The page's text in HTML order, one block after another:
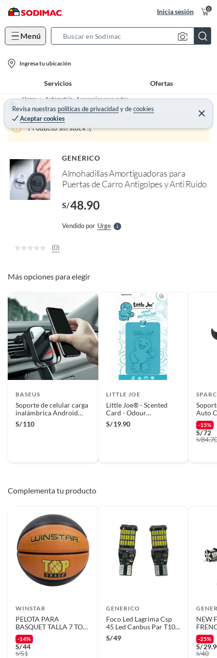
Inicia sesión 0
Menú
h
B
a
Ingresa tu ubicación
Servicios Ofertas
Revisa nuestras políticas de privacidadydecookies
Aceptar cookies
C
e
r
Home
Automotriz - Accesorios para autos
Accesorios de interior para autos
Producto sin stock :(
GENERICO
Almohadillas Amortiguadoras para
Puertas de Carro Antigolpes y Anti Ruido
S/48.90
Vendido por UrgeS
r
n
(0)
Más opciones para elegir
BASEUS
Soporte de celular carga
inalámbrica Android
Auto Camioneta
S/110
LITTLE JOE
Little Joe® - Scented
Card - Odour
Neutraliser
S/ 19.90
Auto
-15%
S/72
S/
Complementa tu producto
WINSTAR
PELOTA PARA
BASQUET TALLA 7 TOP
GRADE WINSTAR
-14%
S/44
S/51
GENERICO
Foco Led Lagrima Csp
45 Led Canbus Par T10
12v
S/49
NEW
20
-25%
S/
S/40